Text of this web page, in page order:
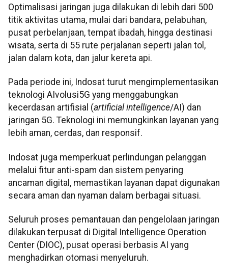
Optimalisasi jaringan juga dilakukan di lebih dari 500
titik aktivitas utama, mulai dari bandara, pelabuhan,
pusat perbelanjaan, tempat ibadah, hingga destinasi
wisata, serta di 55 rute perjalanan seperti jalan tol,
jalan dalam kota, dan jalur kereta api.
Pada periode ini, Indosat turut mengimplementasikan
teknologi AIvolusi5G yang menggabungkan
kecerdasan artifisial (artificial intelligence/AI) dan
jaringan 5G. Teknologi ini memungkinkan layanan yang
lebih aman, cerdas, dan responsif.
Indosat juga memperkuat perlindungan pelanggan
melalui fitur anti-spam dan sistem penyaring
ancaman digital, memastikan layanan dapat digunakan
secara aman dan nyaman dalam berbagai situasi.
Seluruh proses pemantauan dan pengelolaan jaringan
dilakukan terpusat di Digital Intelligence Operation
Center (DIOC), pusat operasi berbasis AI yang
menghadirkan otomasi menyeluruh.